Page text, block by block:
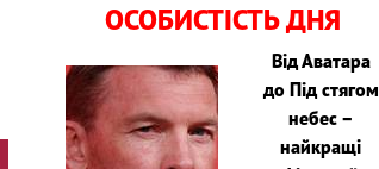
ОСОБИСТІСТЬ ДНЯ
Від Аватара
до Під стягом
небес –
найкращі